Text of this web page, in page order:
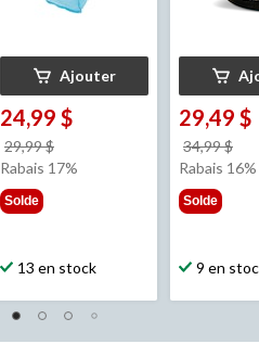
Ajouter
24,99 $
29,99 $
était
Rabais 17%
Solde
13 en stock
29,49 $
34,99 $
Rabais 16%
Solde
9 en